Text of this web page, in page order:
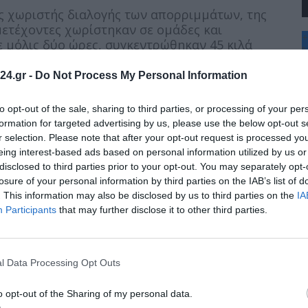
- Do Not Process My Personal Information
opt-out of the sale, sharing to third parties, or processing of your
for targeted advertising by us, please use the below opt-out
selection. Please note that after your opt-out request is processed
interest-based ads based on personal information utilized by us
to third parties prior to your opt-out. You may separately
of your personal information by third parties on the IAB’s list of
This information may also be disclosed by us to third parties on the
Participants that may further disclose it to other third parties.
Data Processing Opt Outs
opt-out of the Sharing of my personal data.
διαλογής των απορριμμάτων, της
χωρίστηκαν σε ομάδες και
δύο ώρες, συγκεντρώθηκαν 45 κιλά
μη-ανακυκλώσιμα υλικά) τα οποία
σε τεχνολογία block chain, προς ορθή
υπεύθυνα προς το περιβάλλον και με
Σε αυτό το πλαίσιο, ο σχεδιασμός και
του προσωπικού αποτελούν
δήλωσε η κα Ιωάννα Δέμου, Αναπληρώτρια
με τη φυσική τους παρουσία, ο Αντιδήμαρχος
Αντιδήμαρχος Βάρης-Βούλας-Βουλιαγμένης,
με τους εθελοντές, αφενός τα
αποτελεσματική διαχείριση αποβλήτων,
αυτής.
+
°